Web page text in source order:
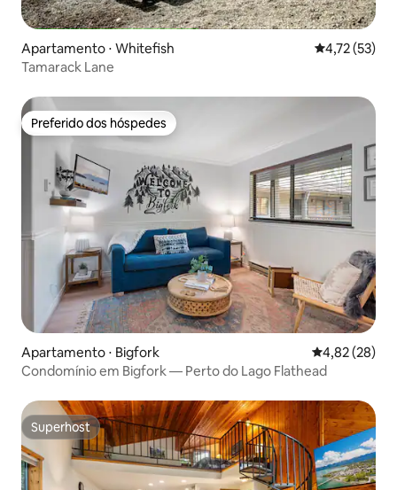
Apartamento ⋅ Whitefish 4,72 de uma
4,72 (53)
Tamarack Lane
Preferido dos hóspedes
Preferido dos hóspedes
Apartamento ⋅ Bigfork 4,82 de uma
4,82 (28)
Condomínio em Bigfork — Perto do Lago Flathead
Superhost
Superhost